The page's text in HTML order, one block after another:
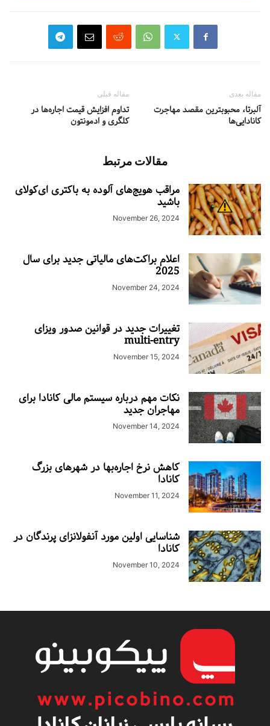
مقاله قبلی
تداوم افزایش قیمت اجاره‌ها در
کلگری و ادمونتون
مقاله بعدی
آلبرتا، محبوبترین مقصد مهاجرت
کانادایی‌ها
مقالات مرتبط
مراقب هویج‌های آلوده به باکتری ای‌کولای
باشید
November 26, 2024
اعلام براکت‌های مالیاتی جدید برای سال
2025
November 24, 2024
تغییرات جدید در قوانین صدور ویزای
multi-entry
November 15, 2024
نکات مهم درباره سیستم مالی کانادا برای
مهاجران جدید
November 14, 2024
کاهش نرخ اجاره‌بها در شهرهای بزرگ
کانادا
November 11, 2024
شناسایی اولین مورد آنفولانزای پرندگان در
کانادا
November 10, 2024